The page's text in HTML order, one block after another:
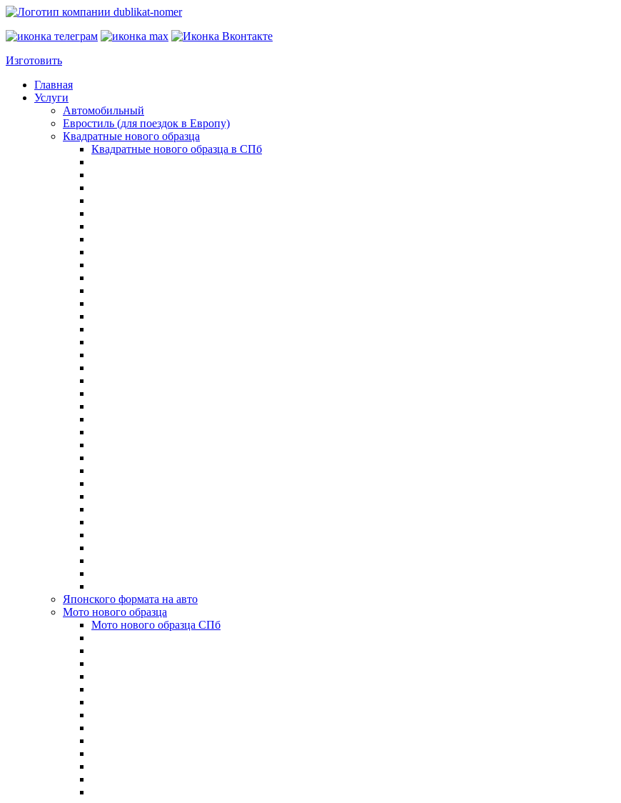
Изготовить
Главная
Услуги
Автомобильный
Евростиль (для поездок в Европу)
Квадратные нового образца
Квадратные нового образца в СПб
Японского формата на авто
Мото нового образца
Мото нового образца СПб